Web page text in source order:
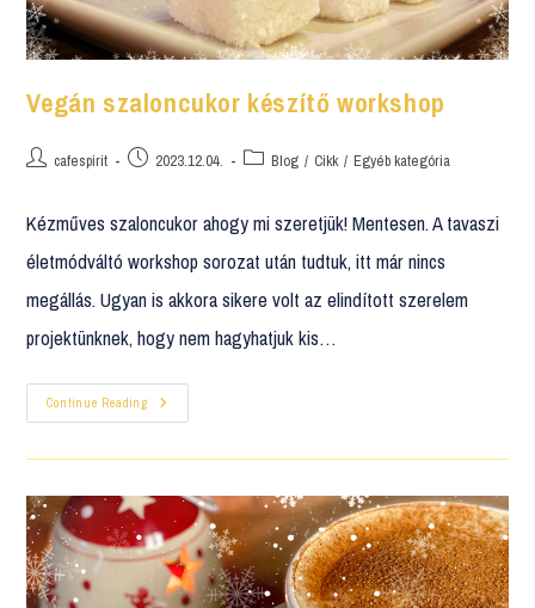
Vegán szaloncukor készítő workshop
cafespirit 2023.12.04. Blog / Cikk / Egyéb kategória
Kézműves szaloncukor ahogy mi szeretjük! Mentesen. A tavaszi
életmódváltó workshop sorozat után tudtuk, itt már nincs
megállás. Ugyan is akkora sikere volt az elindított szerelem
projektünknek, hogy nem hagyhatjuk kis…
Continue Reading